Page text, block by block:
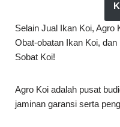
Selain Jual Ikan Koi, Agro
Obat-obatan Ikan Koi,
Sobat Koi!
Agro Koi adalah pusat
jaminan garansi serta